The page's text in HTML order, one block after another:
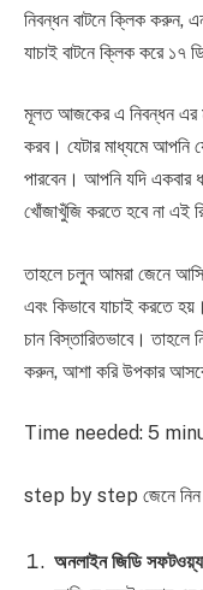
নিবন্ধন বাটনে ক্লিক করুন,
যাচাই বাটনে ক্লিক করে ১৭
মূলত আজকের এ নিবন্ধন এর
করব। যেটার মাধ্যমে আপনি
পারবেন। আপনি যদি একবার
খোঁজাখুঁজি করতে হবে না এই
তাহলে চলুন আমরা জেনে
এবং কিভাবে যাচাই করতে
চান বিস্তারিতভাবে।
করুন, আশা করি উপকার
Time needed: 5
step by step জেনে নিন
অনলাইন জিডি